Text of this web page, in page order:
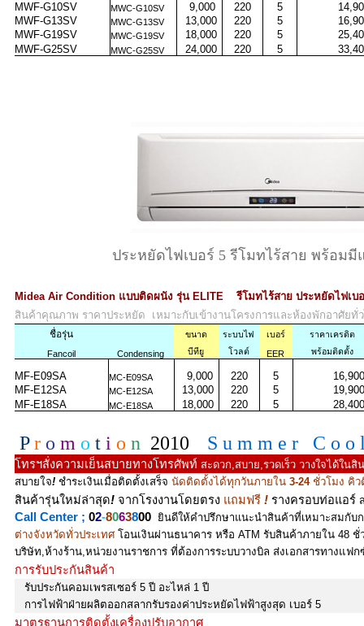
MWF-G10SV MWC-G10SV 9,000 220 5
MWF-G13SV
MWC-G13SV 13,000 220 5
MWF-G19SV
MWC-G19SV 18,000 220 5
MWF-G25SV
MWC-G25SV 24,000 220 5
ประหยัดไฟเบอร์ 5 รีโมทไร้สาย พร้อม
Midea Air Condition แบบติดผนัง รุ่น ELITE รีโมทไร้สาย ประหยัดไฟเ
สินค้าคุณภาพ ราคาประหยัด เหมาะกับเข้างานโครงการและห้องพักอาศัย
ชื่อรุ่น ขนาด ระบบไฟ เบอร์
ราคาเครดิต
Fancoil
Condensing บีทียู โวลต์ EER พร้อมติดตั้ง
MF-E09SA MC-E09SA 9,000 220 5
16,900
MF-E12SA
MC-E12SA 13,000 220 5
19,900
MF-E18SA
MC-E18SA 18,000 220 5 28,400
Pr o m o t i o n 2010 S u m m e r C o
โทรฯสั่งความเย็นสบายทางโทรศัพท์ สะดวก,สบาย,รวดเร็ว วางใจได้ใน
สบายใจ!ชำระเงินเมื่อติดตั้งเสร็จ นัดติดตั้งได้ทุกวันภายใน3-24ชั่วโมง คิ
สินค้ารุ่นใหม่ล่าสุด! จากโรงงานโดยตรง แถมฟรี ! รางครอบท่อแอร์
Call Center ; 02-8063800
ยินดีให้คำปรึกษาแนะนำสินค้าที่เหมาะสมกับ
ต่างจังหวัดทั่วประเทศโอนเงินผ่านธนาคาร หรือ ATM รับสินค้าภายใน 48 ชั่
บริษัท,ห้างร้าน,หน่วยงานราชการ ที่ต้องการระบบวางบิล ส่งเอกสารทางแฟ
การรับประกันสินค้า
รับประกันคอมเพรสเซอร์ 5 ปี อะไหล่ 1 ปี
การไฟฟ้าฝ่ายผลิตออกสลากรับรองค่าประหยัดไฟฟ้าสูงสุด เบอร์ 5
มาตรฐานการติดตั้งเครื่องปรับอากาศ